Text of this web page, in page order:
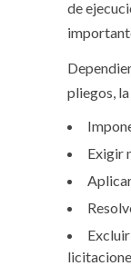
de
pliegos,
Exigir